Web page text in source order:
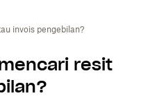
invois pengebilan?
resit